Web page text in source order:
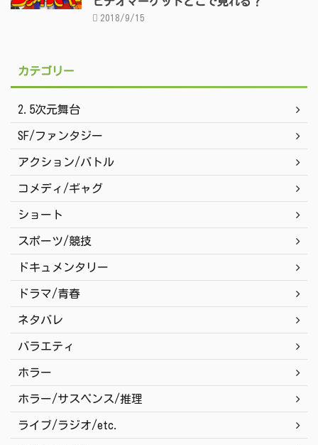
2018/9/15
カテゴリー
2.5次元舞台
SF/ファンタジー
アクション/バトル
コメディ/ギャグ
ショート
スポーツ/競技
ドキュメンタリー
ドラマ/青春
ネタバレ
バラエティ
ホラー
ホラー/サスペンス/推理
ライブ/ラジオ/etc.